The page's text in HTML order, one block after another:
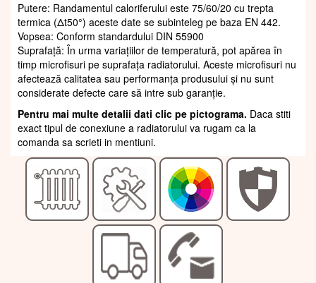
Putere: Randamentul caloriferului este 75/60/20 cu trepta
termica (Δt50°) aceste date se subinteleg pe baza EN 442.
Vopsea: Conform standardului DIN 55900
Suprafaţă: În urma variațiilor de temperatură, pot apărea în
timp microfisuri pe suprafața radiatorului. Aceste microfisuri nu
afectează calitatea sau performanța produsului și nu sunt
considerate defecte care să intre sub garanție.
Pentru mai multe detalii dati clic pe pictograma. Daca stiti
exact tipul de conexiune a radiatorului va rugam ca la
comanda sa scrieti in mentiuni.